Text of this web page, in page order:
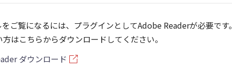
ご覧になるには、プラグインとしてAdobe Readerが必要です。
はこちらからダウンロードしてください。
ダウンロード